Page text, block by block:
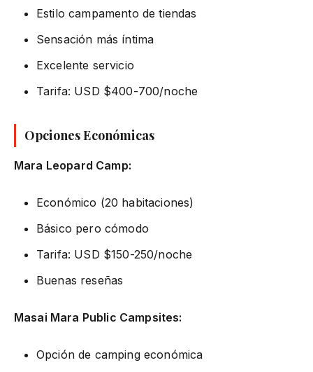
Estilo campamento de tiendas
Sensación más íntima
Excelente servicio
Tarifa: USD $400-700/noche
Opciones Económicas
Mara Leopard Camp:
Económico (20 habitaciones)
Básico pero cómodo
Tarifa: USD $150-250/noche
Buenas reseñas
Masai Mara Public Campsites:
Opción de camping económica